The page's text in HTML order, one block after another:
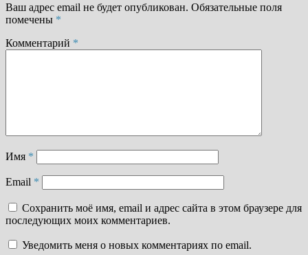
Ваш адрес email не будет опубликован. Обязательные поля
помечены *
Комментарий *
Имя *
Email *
Сохранить моё имя, email и адрес сайта в этом браузере для
последующих моих комментариев.
Уведомить меня о новых комментариях по email.